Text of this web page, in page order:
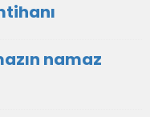
namaz